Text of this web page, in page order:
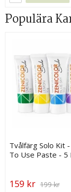
Populära
Tvålfärg Solo Kit
To Use Paste - 5
159 kr 199 kr